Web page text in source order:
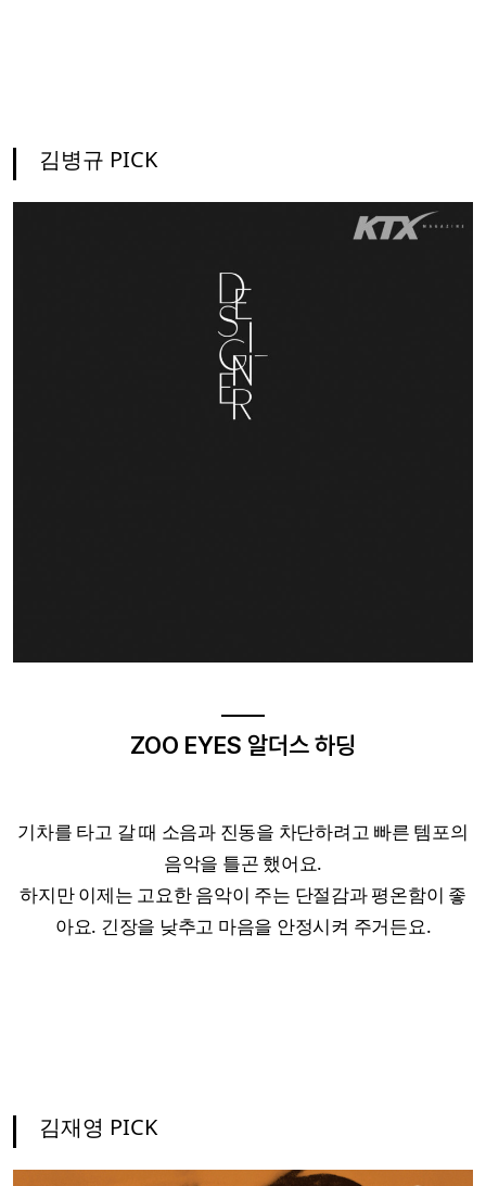
김병규 PICK
ZOO EYES 알더스 하딩
기차를 타고 갈 때 소음과 진동을 차단하려고 빠른 템포의
음악을 틀곤 했어요.
하지만 이제는 고요한 음악이 주는 단절감과 평온함이 좋
아요. 긴장을 낮추고 마음을 안정시켜 주거든요.
김재영 PICK